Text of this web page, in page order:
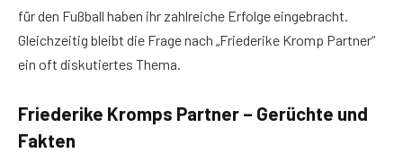
für den Fußball haben ihr zahlreiche Erfolge eingebracht.
Gleichzeitig bleibt die Frage nach „Friederike Kromp Partner“
ein oft diskutiertes Thema.
Friederike Kromps Partner – Gerüchte und
Fakten